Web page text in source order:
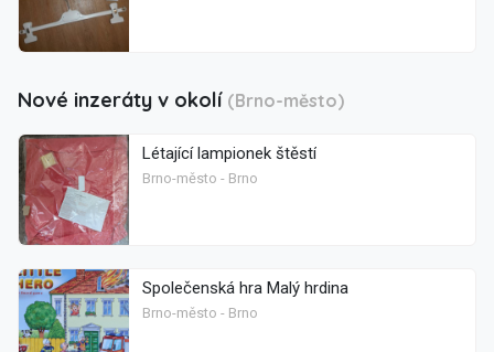
Nové inzeráty v okolí (Brno-město)
Létající lampionek štěstí
Brno-město - Brno
Společenská hra Malý hrdina
Brno-město - Brno